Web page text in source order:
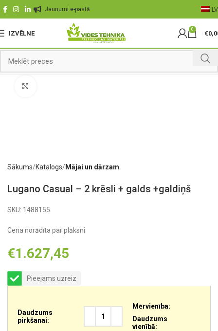
Jaunumi e-pastā LV
IZVĒLNE
0
€
Sākums Katalogs Mājai un dārzam
Lugano Casual – 2 krēsli + galds +galdiņš
SKU: 1488155
Cena norādīta par plāksni
€1.627,45
Pieejams uzreiz
Daudzums
pirkšanai:
Mērvienība:
Daudzums
vienībā: